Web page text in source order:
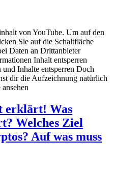
von YouTube. Um auf den
Sie auf die Schaltfläche
Daten an Drittanbieter
Inhalt entsperren
Inhalte entsperren Doch
dir die Aufzeichnung natürlich
erklärt! Was
Welches Ziel
Auf was muss